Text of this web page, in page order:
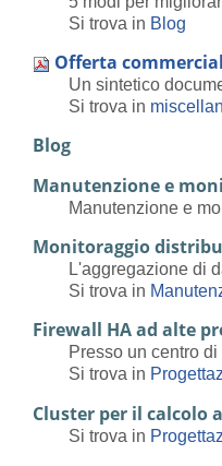
Si trova in Blog
Offerta
Un sintetico
Si trova in
Blog
Manutenzione e
Manutenzione e
Monitoraggio
L'aggregazione di
Si trova in
Firewall HA ad alte
Presso un centro
Si trova in
Cluster per il calcolo
Si trova in